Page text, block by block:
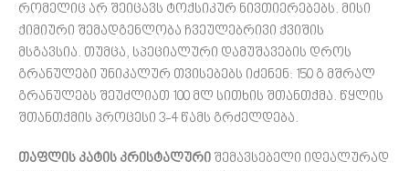
რომელიც არ შეიცავს ტოქსიკურ ნივთიერებებს. მისი
ქიმიური შემადგენლობა ჩვეულებრივი ქვიშის
მსგავსია. თუმცა, სპეციალური დამუშავების დროს
გრანულები უნიკალურ თვისებებს იძენენ: 150 გ მშრალ
გრანულებს შეუძლიათ 100 მლ სითხის შთანთქმა. წყლის
შთანთქმის პროცესი 3-4 წამს გრძელდება.
თაფლის კატის კრისტალური შემავსებელი იდეალურად